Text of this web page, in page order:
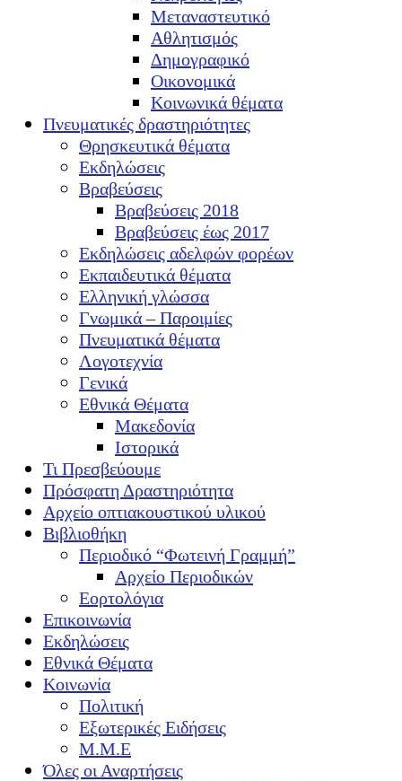
Μεταναστευτικό
Αθλητισμός
Δημογραφικό
Οικονομικά
Κοινωνικά θέματα
Πνευματικές δραστηριότητες
Θρησκευτικά θέματα
Εκδηλώσεις
Βραβεύσεις
Βραβεύσεις 2018
Βραβεύσεις έως 2017
Εκδηλώσεις αδελφών φορέων
Εκπαιδευτικά θέματα
Ελληνική γλώσσα
Γνωμικά – Παροιμίες
Πνευματικά θέματα
Λογοτεχνία
Γενικά
Εθνικά Θέματα
Μακεδονία
Ιστορικά
Τι Πρεσβεύουμε
Πρόσφατη Δραστηριότητα
Αρχείο οπτιακουστικού υλικού
Βιβλιοθήκη
Περιοδικό “Φωτεινή Γραμμή”
Αρχείο Περιοδικών
Εορτολόγια
Επικοινωνία
Εκδηλώσεις
Εθνικά Θέματα
Κοινωνία
Πολιτική
Εξωτερικές Ειδήσεις
Μ.Μ.Ε
Όλες οι Αναρτήσεις